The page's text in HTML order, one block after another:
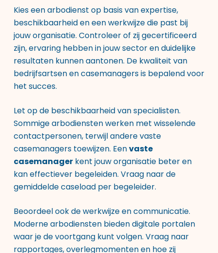
Kies een arbodienst op basis van expertise,
beschikbaarheid en een werkwijze die past bij
jouw organisatie. Controleer of zij gecertificeerd
zijn, ervaring hebben in jouw sector en duidelijke
resultaten kunnen aantonen. De kwaliteit van
bedrijfsartsen en casemanagers is bepalend voor
het succes.
Let op de beschikbaarheid van specialisten.
Sommige arbodiensten werken met wisselende
contactpersonen, terwijl andere vaste
casemanagers toewijzen. Eenvaste
casemanager kent jouw organisatie beter en
kan effectiever begeleiden. Vraag naar de
gemiddelde caseload per begeleider.
Beoordeel ook de werkwijze en communicatie.
Moderne arbodiensten bieden digitale portalen
waar je de voortgang kunt volgen. Vraag naar
rapportages, overlegmomenten en hoe zij